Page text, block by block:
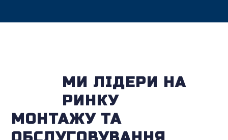
МИ ЛІДЕРИ НА
РИНКУ
МОНТАЖУ ТА